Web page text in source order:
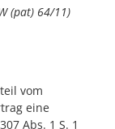
(pat) 64/11)
vom
eine
Abs. 1 S. 1